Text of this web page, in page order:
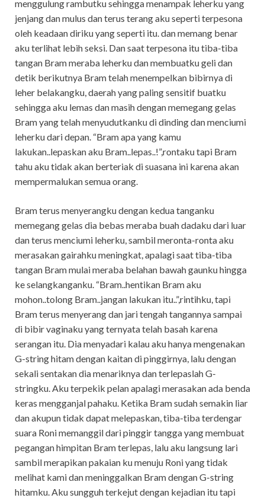
menggulung rambutku sehingga menampak leherku yang
jenjang dan mulus dan terus terang aku seperti terpesona
oleh keadaan diriku yang seperti itu. dan memang benar
aku terlihat lebih seksi. Dan saat terpesona itu tiba-tiba
tangan Bram meraba leherku dan membuatku geli dan
detik berikutnya Bram telah menempelkan bibirnya di
leher belakangku, daerah yang paling sensitif buatku
sehingga aku lemas dan masih dengan memegang gelas
Bram yang telah menyudutkanku di dinding dan menciumi
leherku dari depan. “Bram apa yang kamu
lakukan..lepaskan aku Bram..lepas..!”,rontaku tapi Bram
tahu aku tidak akan berteriak di suasana ini karena akan
mempermalukan semua orang.
Bram terus menyerangku dengan kedua tanganku
memegang gelas dia bebas meraba buah dadaku dari luar
dan terus menciumi leherku, sambil meronta-ronta aku
merasakan gairahku meningkat, apalagi saat tiba-tiba
tangan Bram mulai meraba belahan bawah gaunku hingga
ke selangkanganku. “Bram..hentikan Bram aku
mohon..tolong Bram..jangan lakukan itu..”,rintihku, tapi
Bram terus menyerang dan jari tengah tangannya sampai
di bibir vaginaku yang ternyata telah basah karena
serangan itu. Dia menyadari kalau aku hanya mengenakan
G-string hitam dengan kaitan di pinggirnya, lalu dengan
sekali sentakan dia menariknya dan terlepaslah G-
stringku. Aku terpekik pelan apalagi merasakan ada benda
keras mengganjal pahaku. Ketika Bram sudah semakin liar
dan akupun tidak dapat melepaskan, tiba-tiba terdengar
suara Roni memanggil dari pinggir tangga yang membuat
pegangan himpitan Bram terlepas, lalu aku langsung lari
sambil merapikan pakaian ku menuju Roni yang tidak
melihat kami dan meninggalkan Bram dengan G-string
hitamku. Aku sungguh terkejut dengan kejadian itu tapi